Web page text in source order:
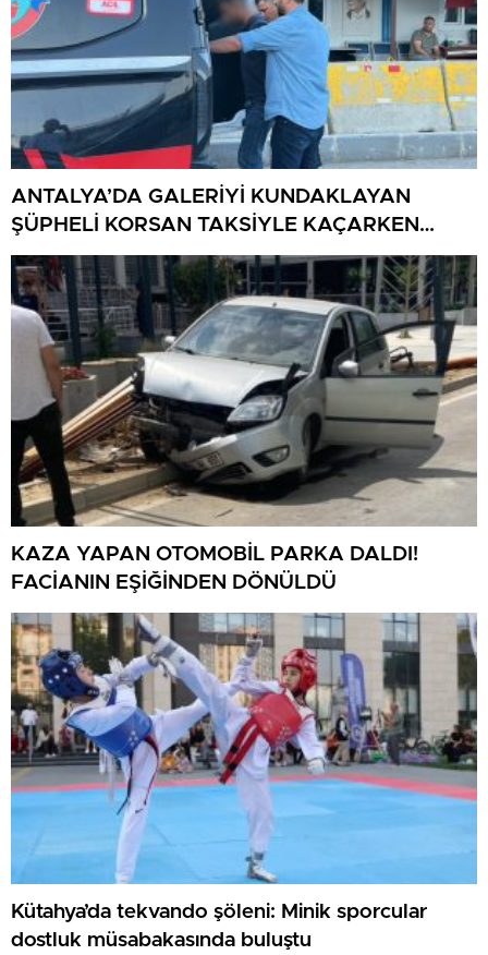
ANTALYA’DA GALERİYİ KUNDAKLAYAN
ŞÜPHELİ KORSAN TAKSİYLE KAÇARKEN
KÜTAHYA’DA YAKALANDI
KAZA YAPAN OTOMOBİL PARKA DALDI!
FACİANIN EŞİĞİNDEN DÖNÜLDÜ
Kütahya’da tekvando şöleni: Minik sporcular
dostluk müsabakasında buluştu